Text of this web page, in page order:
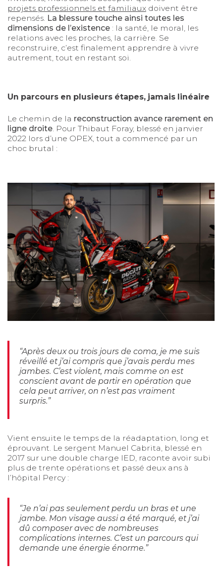
projets professionnels et familiauxdoivent être
repensés. La blessure touche ainsi toutes les
dimensions de l’existence: la santé, le moral, les
relations avec les proches, la carrière. Se
reconstruire, c’est finalement apprendre à vivre
autrement, tout en restant soi.
Un parcours en plusieurs étapes, jamais linéaire
Le chemin de la reconstruction avance rarement en
ligne droite. Pour Thibaut Foray, blessé en janvier
2022 lors d’une OPEX, tout a commencé par un
choc brutal :
“Après deux ou trois jours de coma, je me suis
réveillé et j’ai compris que j’avais perdu mes
jambes. C’est violent, mais comme on est
conscient avant de partir en opération que
cela peut arriver, on n’est pas vraiment
surpris.”
Vient ensuite le temps de la réadaptation, long et
éprouvant. Le sergent Manuel Cabrita, blessé en
2017 sur une double charge IED, raconte avoir subi
plus de trente opérations et passé deux ans à
l’hôpital Percy :
“Je n’ai pas seulement perdu un bras et une
jambe. Mon visage aussi a été marqué, et j’ai
dû composer avec de nombreuses
complications internes. C’est un parcours qui
demande une énergie énorme.”